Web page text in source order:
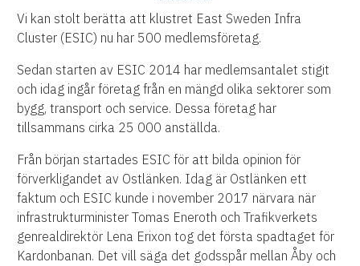
Vi kan stolt berätta att klustret East Sweden Infra
Cluster (ESIC) nu har 500 medlemsföretag.
Sedan starten av ESIC 2014 har medlemsantalet stigit
och idag ingår företag från en mängd olika sektorer som
bygg, transport och service. Dessa företag har
tillsammans cirka 25 000 anställda.
Från början startades ESIC för att bilda opinion för
förverkligandet av Ostlänken. Idag är Ostlänken ett
faktum och ESIC kunde i november 2017 närvara när
infrastrukturminister Tomas Eneroth och Trafikverkets
genrealdirektör Lena Erixon tog det första spadtaget för
Kardonbanan. Det vill säga det godsspår mellan Åby och